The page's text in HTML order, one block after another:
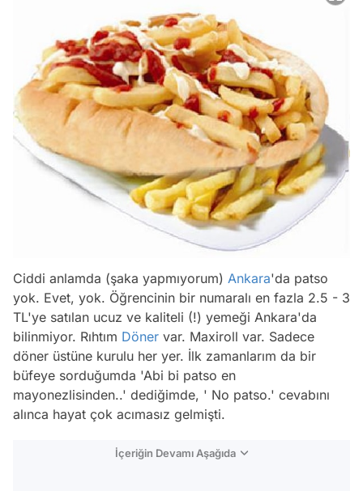
Ciddi anlamda (şaka yapmıyorum) Ankara'da patso
yok. Evet, yok. Öğrencinin bir numaralı en fazla 2.5 - 3
TL'ye satılan ucuz ve kaliteli (!) yemeği Ankara'da
bilinmiyor. Rıhtım Döner var. Maxiroll var. Sadece
döner üstüne kurulu her yer. İlk zamanlarım da bir
büfeye sorduğumda 'Abi bi patso en
mayonezlisinden..' dediğimde, ' No patso.' cevabını
alınca hayat çok acımasız gelmişti.
İçeriğin Devamı Aşağıda